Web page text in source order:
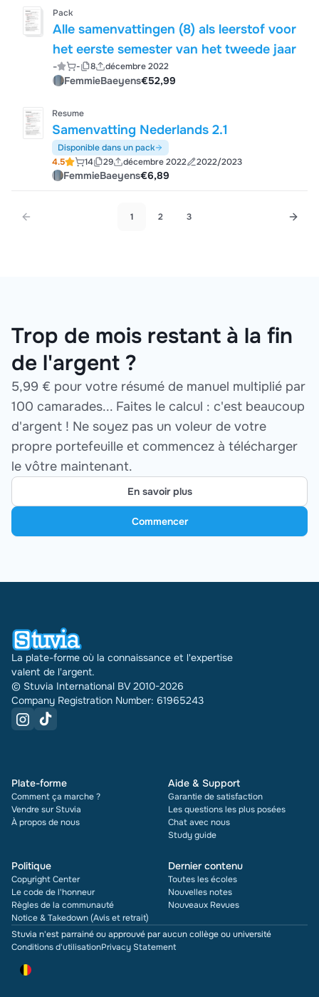
Pack
Alle samenvattingen (8) als leerstof voor
het eerste semester van het tweede jaar
- - 8 décembre 2022
FemmieBaeyens€52,99
Resume
Samenvatting Nederlands 2.1
Disponible dans un pack
4.5
14 29 décembre 2022 2022/2023
FemmieBaeyens€6,89
1 2 3
Trop de mois restant à la fin
de l'argent ?
5,99 € pour votre résumé de manuel multiplié par
100 camarades... Faites le calcul : c'est beaucoup
d'argent ! Ne soyez pas un voleur de votre
propre portefeuille et commencez à télécharger
le vôtre maintenant.
En savoir plus
Commencer
La plate-forme où la connaissance et l'expertise
valent de l'argent.
© Stuvia International BV 2010-2026
Company Registration Number: 61965243
Plate-forme
Comment ça marche ?
Vendre sur Stuvia
À propos de nous
Aide & Support
Garantie de satisfaction
Les questions les plus posées
Chat avec nous
Study guide
Politique
Copyright Center
Le code de l'honneur
Règles de la communauté
Notice & Takedown (Avis et retrait)
Dernier contenu
Toutes les écoles
Nouvelles notes
Nouveaux Revues
Stuvia n'est parrainé ou approuvé par aucun collège ou université
Conditions d'utilisationPrivacy Statement